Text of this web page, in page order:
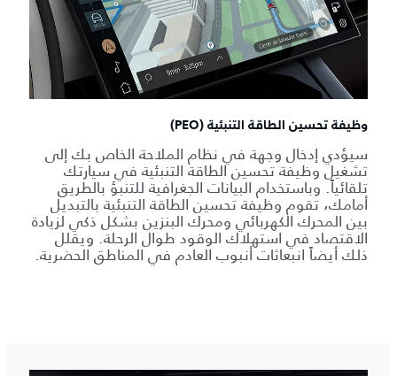
وظيفة تحسين الطاقة التنبئية (PEO)
سيؤدي إدخال وجهة في نظام الملاحة الخاص بك إلى
تشغيل وظيفة تحسين الطاقة التنبئية في سيارتك
تلقائياً. وباستخدام البيانات الجغرافية للتنبؤ بالطريق
أمامك، تقوم وظيفة تحسين الطاقة التنبئية بالتبديل
بين المحرك الكهربائي ومحرك البنزين بشكل ذكي لزيادة
الاقتصاد في استهلاك الوقود طوال الرحلة. ويقلل
ذلك أيضاً انبعاثات أنبوب العادم في المناطق الحضرية.